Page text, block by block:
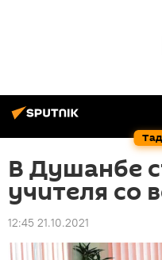
В Душанбе
учителя со
12:45 21.10.2021